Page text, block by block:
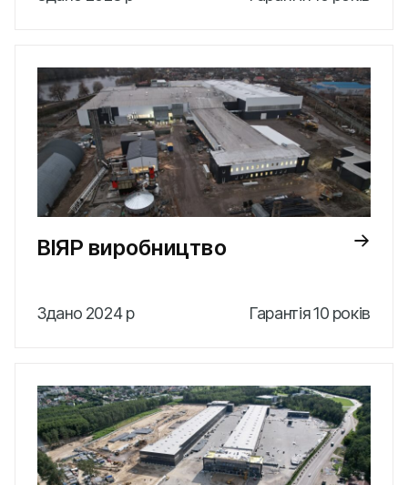
ВІЯР виробництво
Здано 2024 р Гарантія 10 років